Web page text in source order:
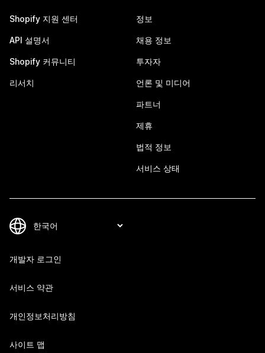
Shopify 지원 센터
API 설명서
Shopify 커뮤니티
리서치
정보
채용 정보
투자자
언론 및 미디어
파트너
제휴
법적 정보
서비스 상태
개발자 로그인
서비스 약관
개인정보처리방침
사이트 맵